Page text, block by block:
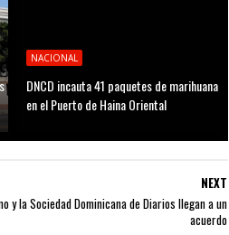
NACIONAL
DNCD incauta 41 paquetes de marihuana
en el Puerto de Haina Oriental
NEXT
y la Sociedad Dominicana de Diarios llegan a un
acuerdo